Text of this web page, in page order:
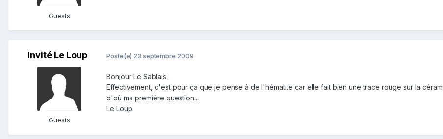
Guests
Invité Le Loup
Guests
Posté(e) 23 septembre 2009
Bonjour Le Sablais,
Effectivement, c'est pour ça que je pense à de l'hématite car elle fait bien une trace rouge sur la
d'où ma première question...
Le Loup.